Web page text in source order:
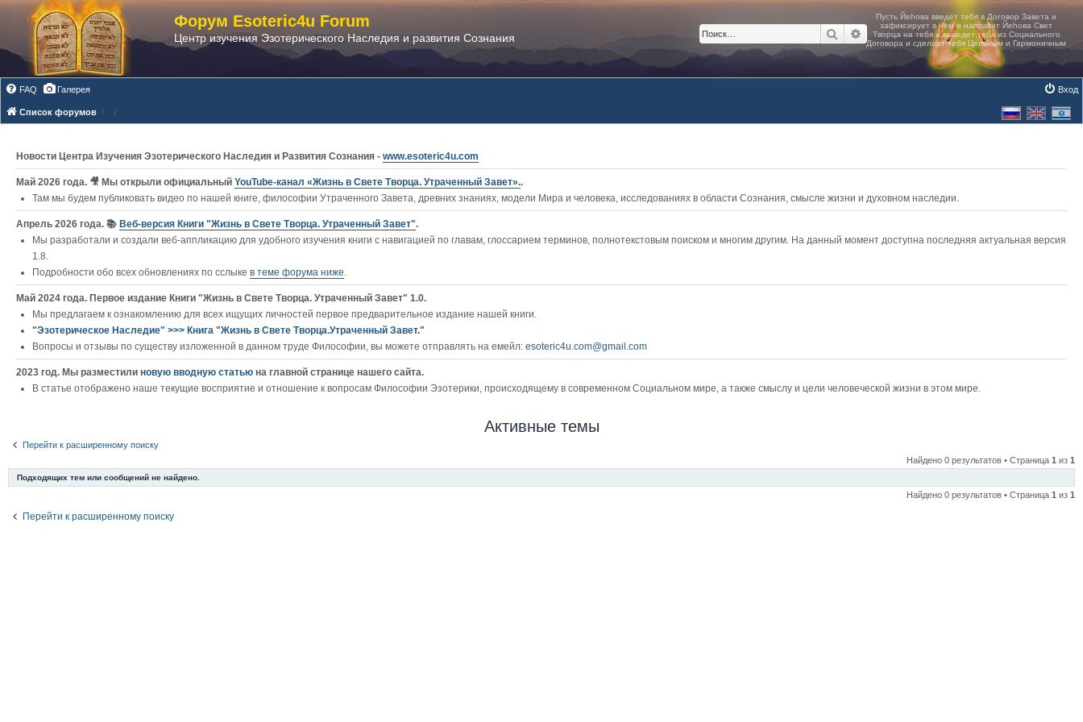
Форум Esoteric4u Forum
Центр изучения Эзотерического Наследия и развития Сознания Поиск Расширенный поиск
FAQ Галерея Вход
Список форумов
Новости Центра Изучения Эзотерического Наследия и Развития Сознания - www.esoteric4u.com
Май 2026 года. 🎥 Мы открыли официальный YouTube‑канал «Жизнь в Свете Творца. Утраченный Завет»..
Там мы будем публиковать видео по нашей книге, философии Утраченного Завета, древних знаниях, модели Мира и человека, исследованиях в области Сознания, смысле жизни и духовном наследии.
Апрель 2026 года. 📚 Веб-версия Книги "Жизнь в Свете Творца. Утраченный Завет".
Мы разработали и создали веб-аппликацию для удобного изучения книги c навигацией по главам, глоссарием терминов, полнотекстовым поиском и многим другим. На данный момент доступна последняя актуальная версия
1.8.
Подробности обо всех обновлениях по сслыке в теме форума ниже.
Май 2024 года. Первое издание Книги "Жизнь в Свете Творца. Утраченный Завет" 1.0.
Мы предлагаем к ознакомлению для всех ищущих личностей первое предварительное издание нашей книги.
"Эзотерическое Наследие" >>> Книга "Жизнь в Свете Творца.Утраченный Завет."
Вопросы и отзывы по существу изложенной в данном труде Философии, вы можете отправлять на емейл: esoteric4u.com@gmail.com
2023 год. Мы разместили новую вводную статью на главной странице нашего сайта.
В статье отображено наше текущие восприятие и отношение к вопросам Философии Эзотерики, происходящему в современном Социальном мире, а также смыслу и цели человеческой жизни в этом мире.
Активные темы
Перейти к расширенному поиску
Найдено 0 результатов • Страница 1 из 1
Подходящих тем или сообщений не найдено.
Найдено 0 результатов • Страница 1 из 1
Перейти к расширенному поиску